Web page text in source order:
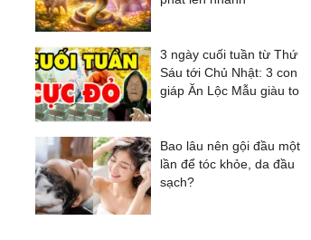
3 ngày cuối tuần từ Thứ
Sáu tới Chủ Nhật: 3 con
giáp Ăn Lộc Mẫu giàu to
Bao lâu nên gội đầu một
lần để tóc khỏe, da đầu
sạch?